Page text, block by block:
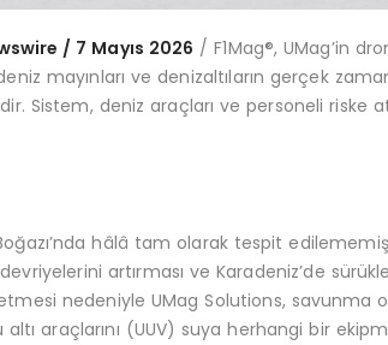
/ 7 Mayıs 2026 / F1Mag®, UMag’in
mayınları ve denizaltıların gerçek
Sistem, deniz araçları ve personeli riske
hâlâ tam olarak tespit
artırması ve Karadeniz’de
nedeniyle UMag Solutions, savunma
altı araçlarını (UUV) suya herhangi bir